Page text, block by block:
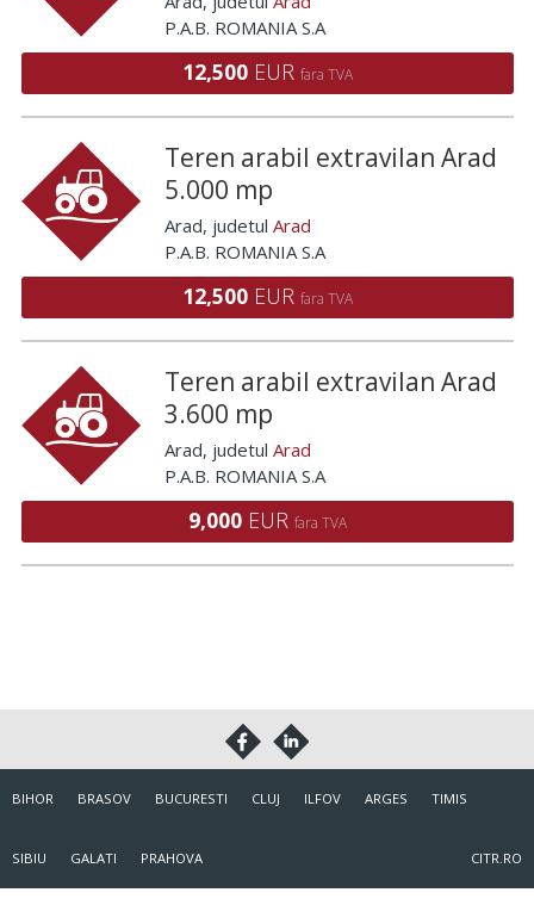
P.A.B. ROMANIA S.A
12,500 EUR fara TVA
Teren arabil extravilan Arad
5.000 mp
Arad, judetul Arad
P.A.B. ROMANIA S.A
12,500 EUR fara TVA
Teren arabil extravilan Arad
3.600 mp
Arad, judetul Arad
P.A.B. ROMANIA S.A
9,000 EUR fara TVA
BIHOR BRASOV BUCURESTI CLUJ ILFOV ARGES TIMIS
SIBIU GALATI PRAHOVA CITR.RO